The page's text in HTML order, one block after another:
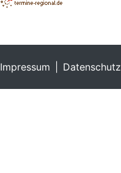
Impressum Datenschutz